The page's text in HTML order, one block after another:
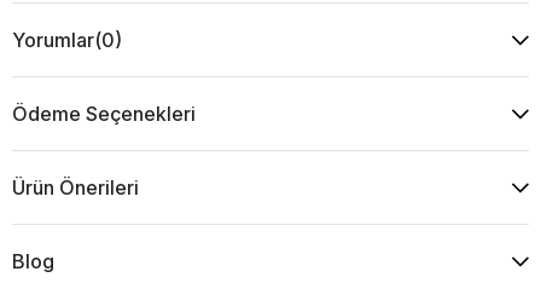
Yorumlar(0)
Ödeme Seçenekleri
Ürün Önerileri
Blog